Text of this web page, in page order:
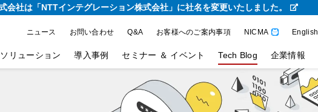
会社は「NTTインテグレーション株式会社」に社名を変更いたしました。
ニュース お問い合わせ Q&A お客様へのご案内事項 NICMA English
ソリューション 導入事例 セミナー ＆ イベント Tech Blog 企業情報